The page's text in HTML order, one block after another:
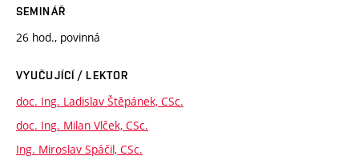
SEMINÁŘ
26 hod., povinná
VYUČUJÍCÍ / LEKTOR
doc. Ing. Ladislav Štěpánek, CSc.
doc. Ing. Milan Vlček, CSc.
Ing. Miroslav Spáčil, CSc.